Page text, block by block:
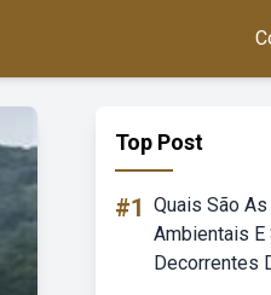
Top Post
#1 Quais São
Ambientais E
Decorrentes